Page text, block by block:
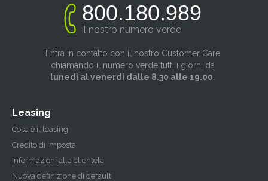
800.180.989
il nostro numero verde
Entra in contatto con il nostro Customer Care
chiamando il numero verde tutti i giorni da
lunedì al venerdì dalle 8.30 alle 19.00
Leasing
Cosa è il leasing
Credito di imposta
Informazioni alla clientela
Nuova definizione di default